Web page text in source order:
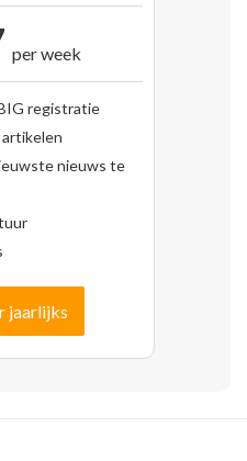
per week
registratie
nieuws te
jaarlijks